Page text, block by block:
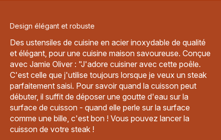
Design élégant et robuste
Des ustensiles de cuisine en acier inoxydable de qualité
et élégant, pour une cuisine maison savoureuse. Conçue
avec Jamie Oliver : "J'adore cuisiner avec cette poêle.
C'est celle que j'utilise toujours lorsque je veux un steak
parfaitement saisi. Pour savoir quand la cuisson peut
débuter, il suffit de déposer une goutte d'eau sur la
surface de cuisson - quand elle perle sur la surface
comme une bille, c'est bon ! Vous pouvez lancer la
cuisson de votre steak !